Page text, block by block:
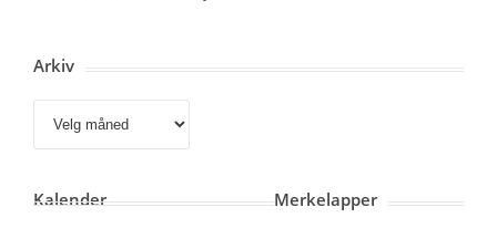
Arkiv
Kalender Merkelapper